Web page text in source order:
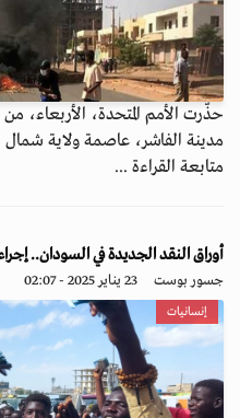
حذّرت الأمم المتحدة، الأربعاء،
مدينة الفاشر، عاصمة ولاية
متابعة القراءة ...
أوراق النقد الجديدة في السودان..
جسور بوست 23 يناير 2025 - 02:07
إنسانيات